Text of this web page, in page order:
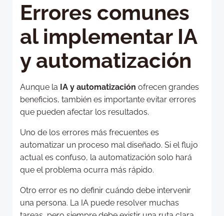
Errores comunes
al implementar IA
y automatización
Aunque la IA y automatización ofrecen grandes
beneficios, también es importante evitar errores
que pueden afectar los resultados.
Uno de los errores más frecuentes es
automatizar un proceso mal diseñado. Si el flujo
actual es confuso, la automatización solo hará
que el problema ocurra más rápido.
Otro error es no definir cuándo debe intervenir
una persona. La IA puede resolver muchas